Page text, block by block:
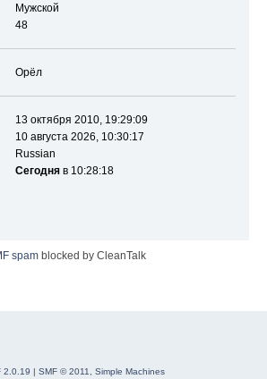
Мужской
48
Орёл
13 октября 2010, 19:29:09
10 августа 2026, 10:30:17
Russian
Сегодня в 10:28:18
spam blocked by CleanTalk
2.0.19 | SMF © 2011 Simple Machines